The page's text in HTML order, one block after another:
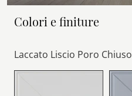
Colori e finiture
Laccato Liscio Poro Chiuso